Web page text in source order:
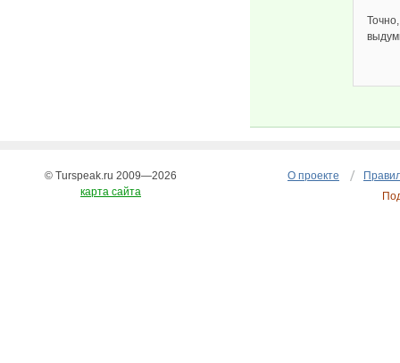
О проекте
© Turspeak.ru 2009—2026
карта сайта